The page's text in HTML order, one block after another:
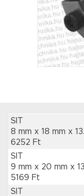
SIT
8 mm x 18 mm x
6252 Ft
SIT
9 mm x 20 mm x
5169 Ft
SIT